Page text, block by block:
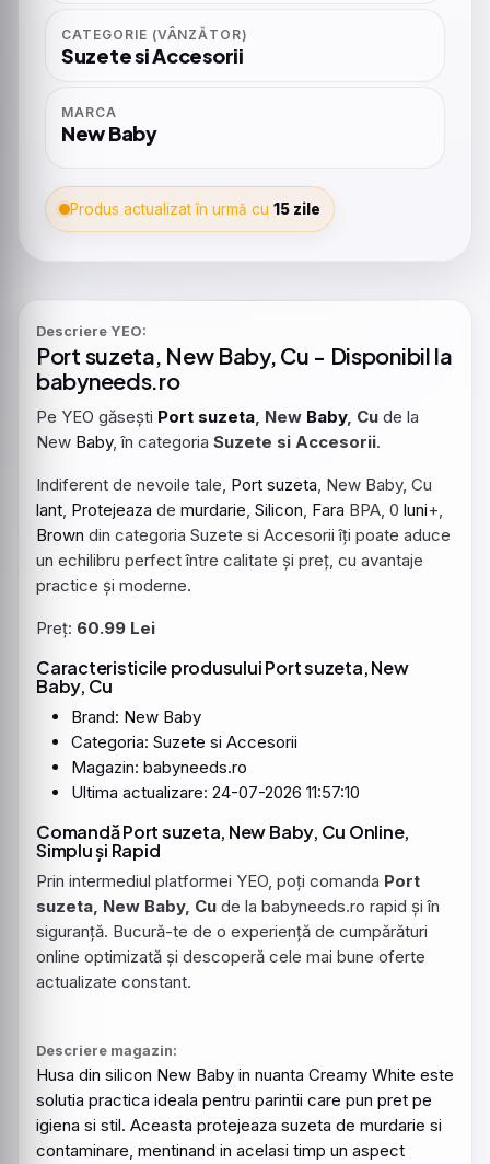
CATEGORIE (VÂNZĂTOR)
Suzete si Accesorii
MARCA
New Baby
Produs actualizat în urmă cu 15 zile
Descriere YEO:
Port suzeta, New Baby, Cu - Disponibil la
babyneeds.ro
Pe YEO găsești Port suzeta, New Baby, Cu de la
New Baby, în categoria Suzete si Accesorii.
Indiferent de nevoile tale, Port suzeta, New Baby, Cu
lant, Protejeaza de murdarie, Silicon, Fara BPA, 0 luni+,
Brown din categoria Suzete si Accesorii îți poate aduce
un echilibru perfect între calitate și preț, cu avantaje
practice și moderne.
Preț: 60.99 Lei
Caracteristicile produsului Port suzeta, New
Baby, Cu
Brand: New Baby
Categoria: Suzete si Accesorii
Magazin: babyneeds.ro
Ultima actualizare: 24-07-2026 11:57:10
Comandă Port suzeta, New Baby, Cu Online,
Simplu și Rapid
Prin intermediul platformei YEO, poți comanda Port
suzeta, New Baby, Cu de la babyneeds.ro rapid și în
siguranță. Bucură-te de o experiență de cumpărături
online optimizată și descoperă cele mai bune oferte
actualizate constant.
Descriere magazin:
Husa din silicon New Baby in nuanta Creamy White este
solutia practica ideala pentru parintii care pun pret pe
igiena si stil. Aceasta protejeaza suzeta de murdarie si
contaminare, mentinand in acelasi timp un aspect